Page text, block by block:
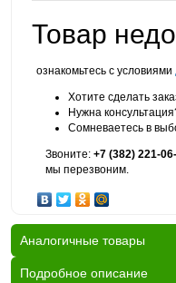
Товар
ознакомьтесь с условиями
Хотите сделать
Нужна
Сомневаетесь в
Звоните: +7 (382) 221-
мы перезвоним.
Аналогичные товары
Подробное описание